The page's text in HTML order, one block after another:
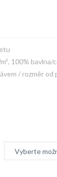
100% bavlna/
/ rozměr od